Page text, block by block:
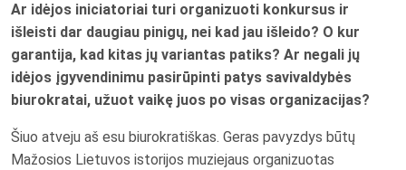
Ar idėjos iniciatoriai turi organizuoti konkursus ir
išleisti dar daugiau pinigų, nei kad jau išleido? O kur
garantija, kad kitas jų variantas patiks? Ar negali jų
idėjos įgyvendinimu pasirūpinti patys savivaldybės
biurokratai, užuot vaikę juos po visas organizacijas?
Šiuo atveju aš esu biurokratiškas. Geras pavyzdys būtų
Mažosios Lietuvos istorijos muziejaus organizuotas